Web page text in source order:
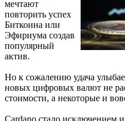
мечтают
повторить успех
Биткоина или
Эфириума создав
популярный
актив.
Но к сожалению удача
новых цифровых валют не
стоимости, а некоторые и